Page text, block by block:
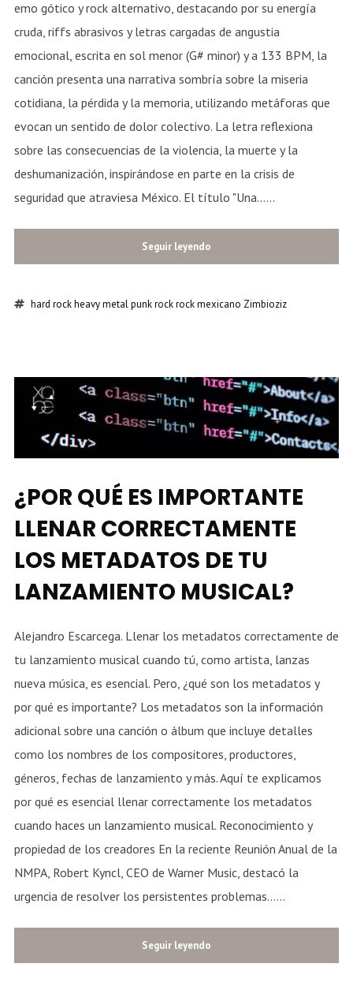
Seguir leyendo
hard rockheavy metalpunk rockrock mexicano Zimbioziz
¿POR QUÉ ES IMPORTANTE
LLENAR CORRECTAMENTE
LOS METADATOS DE TU
LANZAMIENTO MUSICAL?
Alejandro Escarcega. Llenar los metadatos correctamente de
tu lanzamiento musical cuando tú, como artista, lanzas
nueva música, es esencial. Pero, ¿qué son los metadatos y
por qué es importante? Los metadatos son la información
adicional sobre una canción o álbum que incluye detalles
como los nombres de los compositores, productores,
géneros, fechas de lanzamiento y más. Aquí te explicamos
por qué es esencial llenar correctamente los metadatos
cuando haces un lanzamiento musical. Reconocimiento y
propiedad de los creadores En la reciente Reunión Anual de la
NMPA, Robert Kyncl, CEO de Warner Music, destacó la
urgencia de resolver los persistentes problemas......
Seguir leyendo